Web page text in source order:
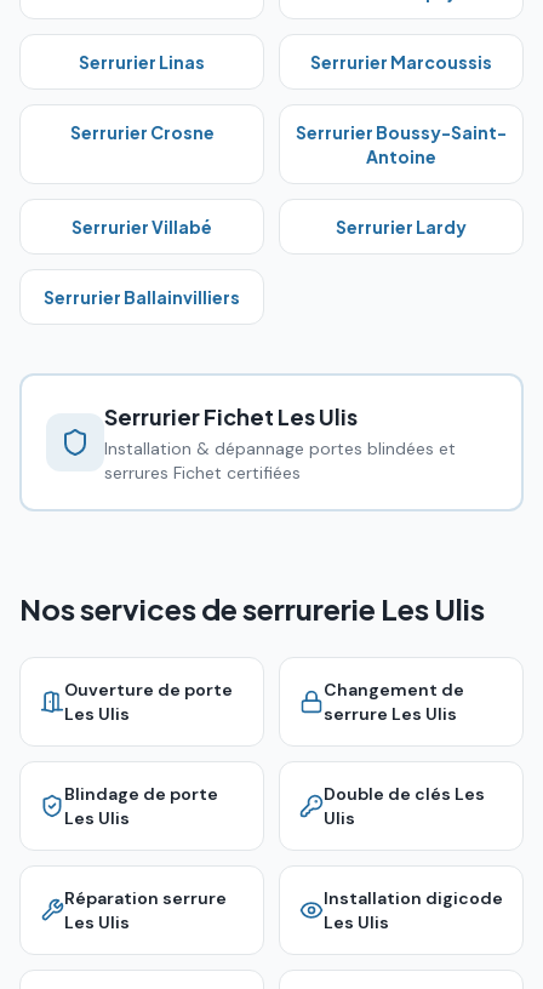
Serrurier Linas Serrurier Marcoussis
Serrurier Crosne Serrurier Boussy-Saint-
Antoine
SerrurierVillabé Serrurier Lardy
Serrurier Ballainvilliers
Serrurier Fichet Les Ulis
Installation & dépannage portes blindées et
serrures Fichet certifiées
Nos services de serrurerie Les Ulis
Ouverture de porte
Les Ulis
Changement de
serrure Les Ulis
Blindage de porte
Les Ulis
Double de clés Les
Ulis
Réparation serrure
Les Ulis
Installation digicode
Les Ulis